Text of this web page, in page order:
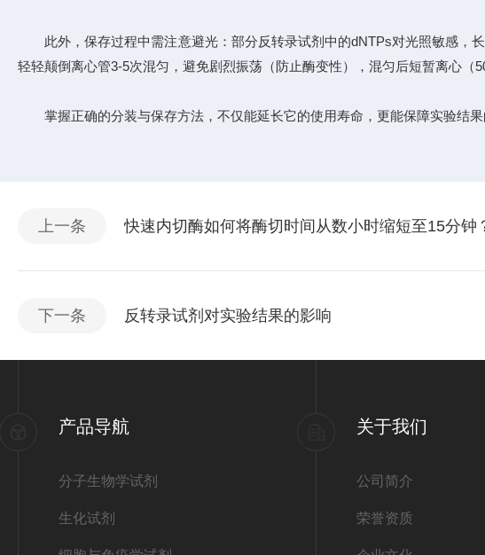
此外，保存过程中需注意避光：部分反转录试剂中的dNTPs对光照敏感，
轻轻颠倒离心管3-5次混匀，避免剧烈振荡（防止酶变性），混匀后短暂离心（
掌握正确的分装与保存方法，不仅能延长它的使用寿命，更能保障实验结果
上一条 快速内切酶如何将酶切时间从数小时缩短至15分钟
下一条 反转录试剂对实验结果的影响
产品导航
分子生物学试剂
生化试剂
关于我们
公司简介
荣誉资质